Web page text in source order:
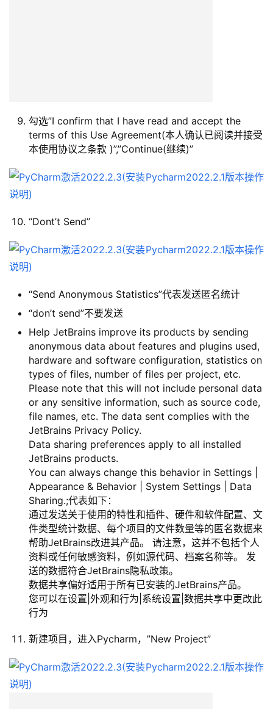
勾选”I confirm that I have read and accept the
terms of this Use Agreement(本人确认已阅读并接受
本使用协议之条款 )”,”Continue(继续)”
“Dont’t Send”
“Send Anonymous Statistics”代表发送匿名统计
“don’t send”不要发送
Help JetBrains improve its products by sending
anonymous data about features and plugins used,
hardware and software configuration, statistics on
types of files, number of files per project, etc.
Please note that this will not include personal data
or any sensitive information, such as source code,
file names, etc. The data sent complies with the
JetBrains Privacy Policy.
Data sharing preferences apply to all installed
JetBrains products.
You can always change this behavior in Settings |
Appearance & Behavior | System Settings | Data
Sharing.;代表如下：
通过发送关于使用的特性和插件、硬件和软件配置、文
件类型统计数据、每个项目的文件数量等的匿名数据来
帮助JetBrains改进其产品。 请注意，这并不包括个人
资料或任何敏感资料，例如源代码、档案名称等。 发
送的数据符合JetBrains隐私政策。
数据共享偏好适用于所有已安装的JetBrains产品。
您可以在设置|外观和行为|系统设置|数据共享中更改此
行为
新建项目，进入Pycharm，”New Project”